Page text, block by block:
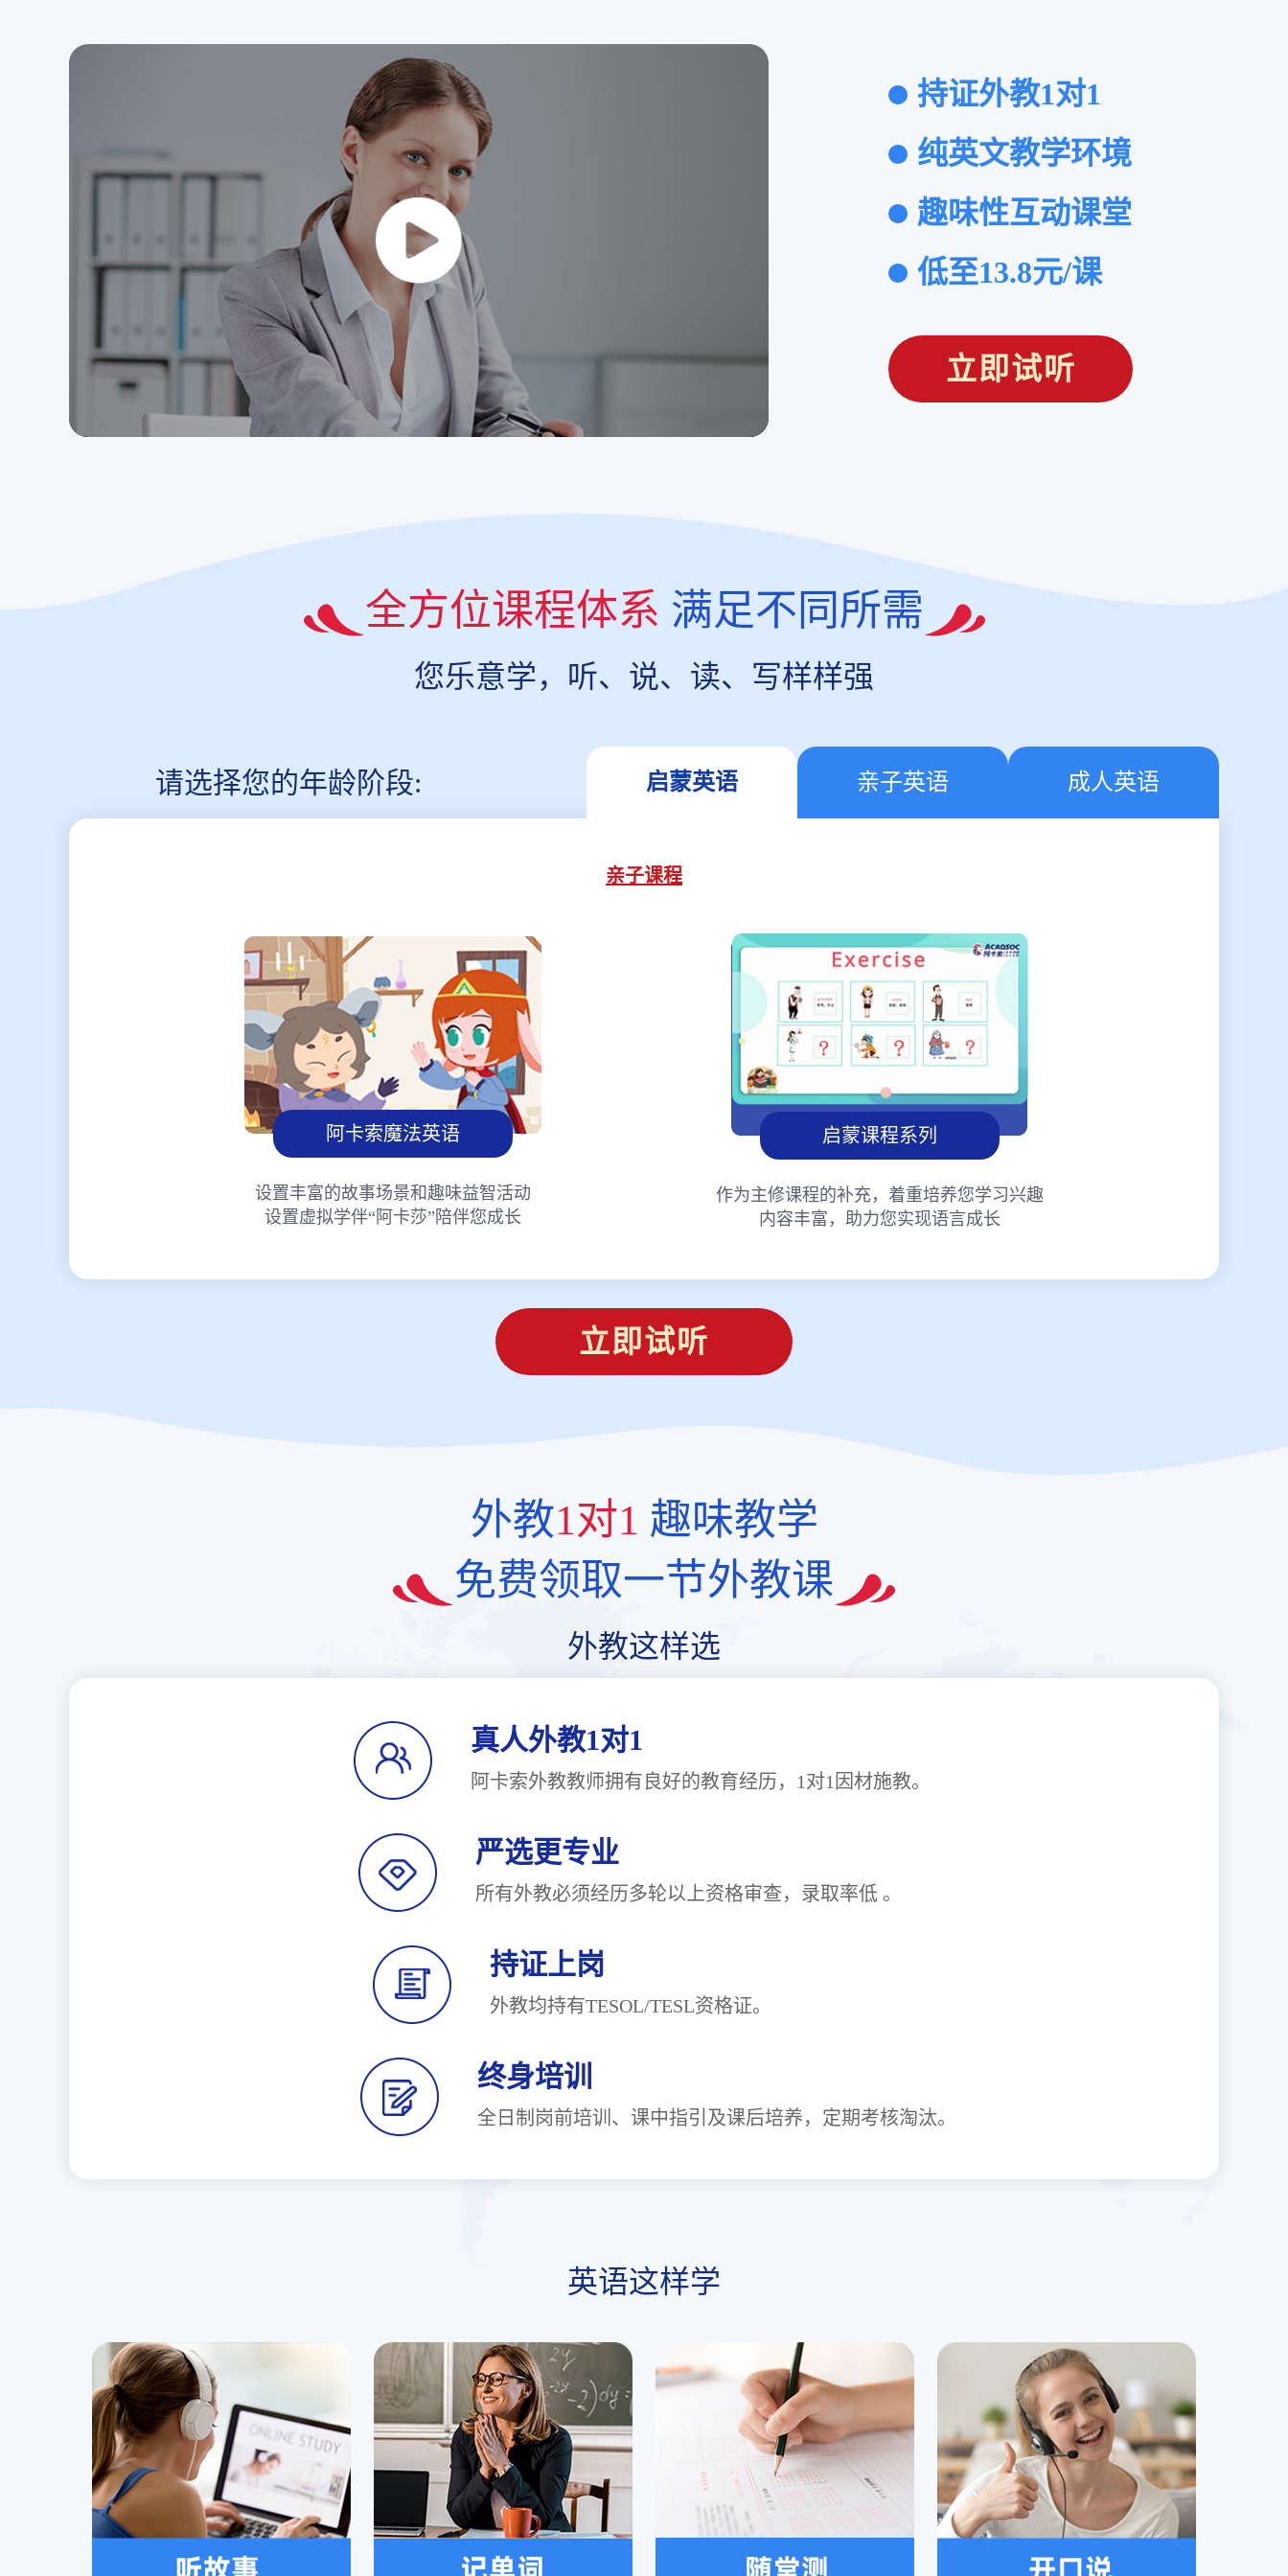
持证外教1对1
纯英文教学环境
趣味性互动课堂
低至13.8元/课
立即试听
全方位课程体系 满足不同所需
您乐意学，听、说、读、写样样强
请选择您的年龄阶段: 启蒙英语 亲子英语 成人英语
亲子课程
阿卡索魔法英语
设置丰富的故事场景和趣味益智活动
设置虚拟学伴“阿卡莎”陪伴您成长
启蒙课程系列
作为主修课程的补充，着重培养您学习兴趣
内容丰富，助力您实现语言成长
立即试听
外教1对1 趣味教学
免费领取一节外教课
外教这样选
真人外教1对1
阿卡索外教教师拥有良好的教育经历，1对1因材施教。
严选更专业
所有外教必须经历多轮以上资格审查，录取率低 。
持证上岗
外教均持有TESOL/TESL资格证。
终身培训
全日制岗前培训、课中指引及课后培养，定期考核淘汰。
英语这样学